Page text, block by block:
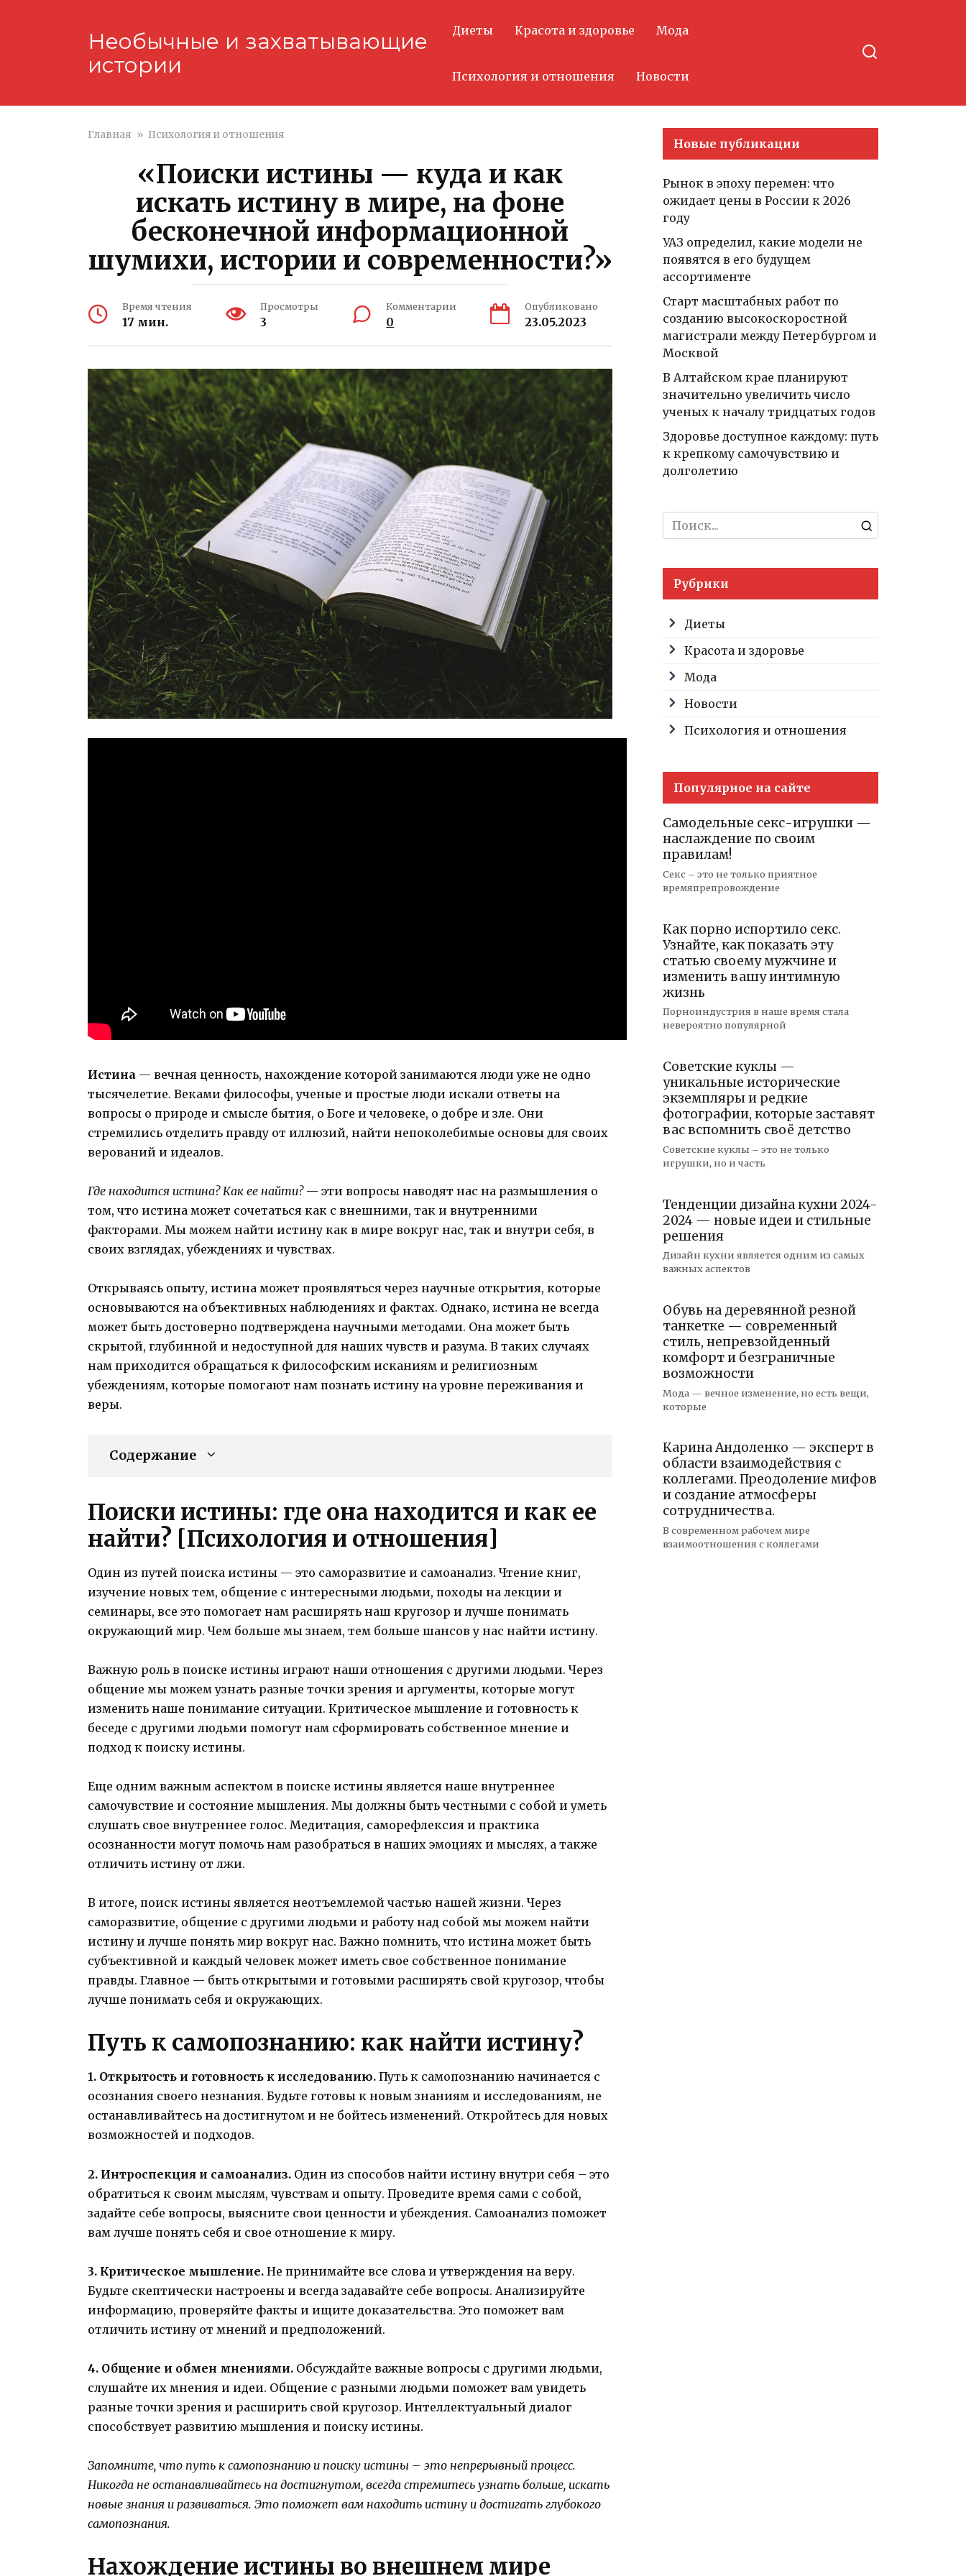
Необычные и захватывающие
истории
Диеты Красота и здоровье Мода
Психология и отношения Новости
Главная » Психология и отношения
«Поиски истины — куда и как
искать истину в мире, на фоне
бесконечной информационной
шумихи, истории и современности?»
Время чтения
17 мин.
Просмотры
3
Комментарии
0
Опубликовано
23.05.2023
Истина — вечная ценность, нахождение которой занимаются люди уже не одно
тысячелетие. Веками философы, ученые и простые люди искали ответы на
вопросы о природе и смысле бытия, о Боге и человеке, о добре и зле. Они
стремились отделить правду от иллюзий, найти непоколебимые основы для своих
верований и идеалов.
Где находится истина? Как ее найти?— эти вопросы наводят нас на размышления о
том, что истина может сочетаться как с внешними, так и внутренними
факторами. Мы можем найти истину как в мире вокруг нас, так и внутри себя, в
своих взглядах, убеждениях и чувствах.
Открываясь опыту, истина может проявляться через научные открытия, которые
основываются на объективных наблюдениях и фактах. Однако, истина не всегда
может быть достоверно подтверждена научными методами. Она может быть
скрытой, глубинной и недоступной для наших чувств и разума. В таких случаях
нам приходится обращаться к философским исканиям и религиозным
убеждениям, которые помогают нам познать истину на уровне переживания и
веры.
Содержание
Поиски истины: где она находится и как ее
найти? [Психология и отношения]
Один из путей поиска истины — это саморазвитие и самоанализ. Чтение книг,
изучение новых тем, общение с интересными людьми, походы на лекции и
семинары, все это помогает нам расширять наш кругозор и лучше понимать
окружающий мир. Чем больше мы знаем, тем больше шансов у нас найти истину.
Важную роль в поиске истины играют наши отношения с другими людьми. Через
общение мы можем узнать разные точки зрения и аргументы, которые могут
изменить наше понимание ситуации. Критическое мышление и готовность к
беседе с другими людьми помогут нам сформировать собственное мнение и
подход к поиску истины.
Еще одним важным аспектом в поиске истины является наше внутреннее
самочувствие и состояние мышления. Мы должны быть честными с собой и уметь
слушать свое внутреннее голос. Медитация, саморефлексия и практика
осознанности могут помочь нам разобраться в наших эмоциях и мыслях, а также
отличить истину от лжи.
В итоге, поиск истины является неотъемлемой частью нашей жизни. Через
саморазвитие, общение с другими людьми и работу над собой мы можем найти
истину и лучше понять мир вокруг нас. Важно помнить, что истина может быть
субъективной и каждый человек может иметь свое собственное понимание
правды. Главное — быть открытыми и готовыми расширять свой кругозор, чтобы
лучше понимать себя и окружающих.
Путь к самопознанию: как найти истину?
1. Открытость и готовность к исследованию. Путь к самопознанию начинается с
осознания своего незнания. Будьте готовы к новым знаниям и исследованиям, не
останавливайтесь на достигнутом и не бойтесь изменений. Откройтесь для новых
возможностей и подходов.
2. Интроспекция и самоанализ. Один из способов найти истину внутри себя – это
обратиться к своим мыслям, чувствам и опыту. Проведите время сами с собой,
задайте себе вопросы, выясните свои ценности и убеждения. Самоанализ поможет
вам лучше понять себя и свое отношение к миру.
3. Критическое мышление. Не принимайте все слова и утверждения на веру.
Будьте скептически настроены и всегда задавайте себе вопросы. Анализируйте
информацию, проверяйте факты и ищите доказательства. Это поможет вам
отличить истину от мнений и предположений.
4. Общение и обмен мнениями. Обсуждайте важные вопросы с другими людьми,
слушайте их мнения и идеи. Общение с разными людьми поможет вам увидеть
разные точки зрения и расширить свой кругозор. Интеллектуальный диалог
способствует развитию мышления и поиску истины.
Запомните, что путь к самопознанию и поиску истины – это непрерывный процесс.
Никогда не останавливайтесь на достигнутом, всегда стремитесь узнать больше, искать
новые знания и развиваться. Это поможет вам находить истину и достигать глубокого
самопознания.
Нахождение истины во внешнем мире
Новые публикации
Рынок в эпоху перемен: что
ожидает цены в России к 2026
году
УАЗ определил, какие модели не
появятся в его будущем
ассортименте
Старт масштабных работ по
созданию высокоскоростной
магистрали между Петербургом и
Москвой
В Алтайском крае планируют
значительно увеличить число
ученых к началу тридцатых годов
Здоровье доступное каждому: путь
к крепкому самочувствию и
долголетию
Search
for:
Рубрики
Диеты
Красота и здоровье
Мода
Новости
Психология и отношения
Популярное на сайте
Самодельные секс-игрушки —
наслаждение по своим
правилам!
Секс – это не только приятное
времяпрепровождение
Как порно испортило секс.
Узнайте, как показать эту
статью своему мужчине и
изменить вашу интимную
жизнь
Порноиндустрия в наше время стала
невероятно популярной
Советские куклы —
уникальные исторические
экземпляры и редкие
фотографии, которые заставят
вас вспомнить своё детство
Советские куклы – это не только
игрушки, но и часть
Тенденции дизайна кухни 2024-
2024 — новые идеи и стильные
решения
Дизайн кухни является одним из самых
важных аспектов
Обувь на деревянной резной
танкетке — современный
стиль, непревзойденный
комфорт и безграничные
возможности
Мода — вечное изменение, но есть вещи,
которые
Карина Андоленко — эксперт в
области взаимодействия с
коллегами. Преодоление мифов
и создание атмосферы
сотрудничества.
В современном рабочем мире
взаимоотношения с коллегами